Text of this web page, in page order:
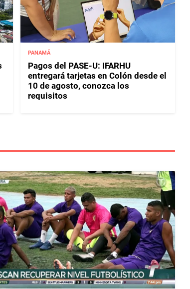
PANAMÁ
Pagos del PASE-U: IFARHU
entregará tarjetas en Colón desde el
10 de agosto, conozca los
requisitos